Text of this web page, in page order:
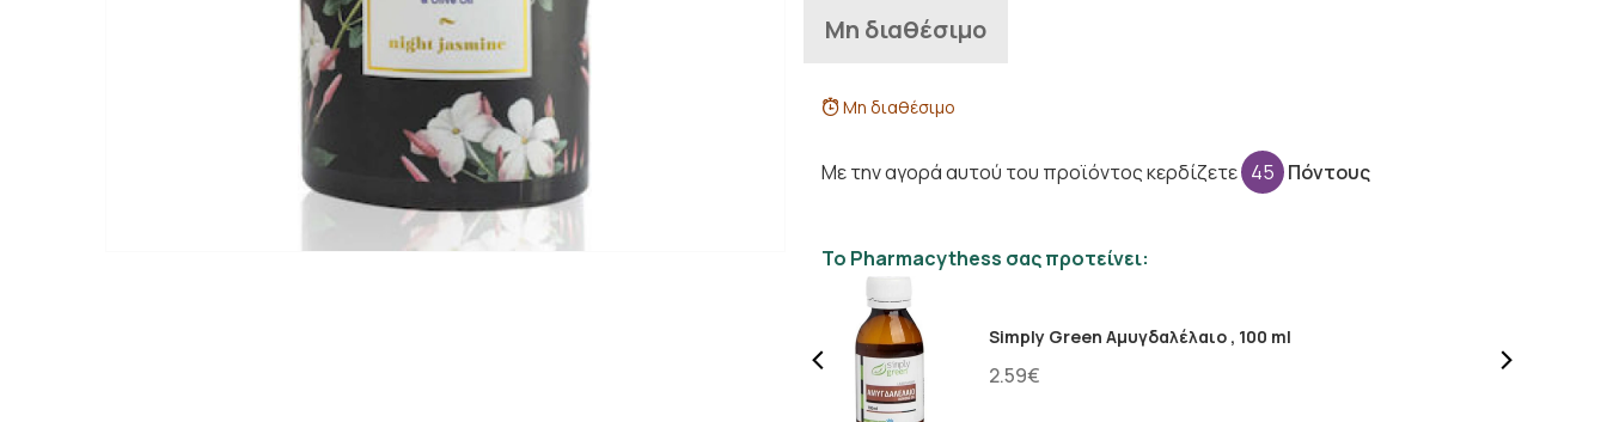
Μη διαθέσιμο
Μη διαθέσιμο
Με την αγορά αυτού του προϊόντος κερδίζετε 45 Πόντους
Το Pharmacythess σας προτείνει:
Simply Green Αμυγδαλέλαιο , 100 ml
2.59€